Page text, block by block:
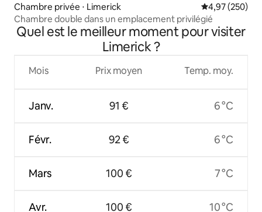
Chambre privée ⋅ Limerick Évaluation
4,97 (250)
Chambre double dans un emplacement privilégié
Quel est le meilleur moment pour visiter
Limerick ?
Mois
Janv.
Févr.
Mars
Avr.
Prix moyen
91 €
92 €
100 €
100 €
Temp. moy.
6 °C
6 °C
7 °C
10 °C